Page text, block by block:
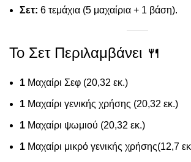
Σετ: 6 τεμάχια (5 μαχαίρια + 1 βάση).
Το Σετ Περιλαμβάνει 🍴
1 Μαχαίρι Σεφ (20,32 εκ.)
1 Μαχαίρι γενικής χρήσης (20,32 εκ.)
1 Μαχαίρι ψωμιού (20,32 εκ.)
1 Μαχαίρι μικρό γενικής χρήσης(12,7